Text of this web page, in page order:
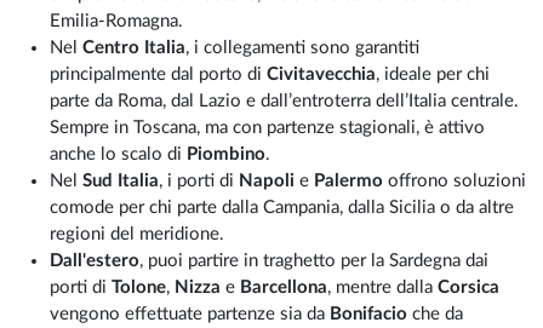
Emilia-Romagna.
NelCentro Italia, i collegamenti sono garantiti
principalmente dal porto diCivitavecchia, ideale per chi
parte da Roma, dal Lazio e dall’entroterra dell’Italia centrale.
Sempre in Toscana, ma con partenze stagionali, è attivo
anche lo scalo di Piombino.
NelSud Italia, i porti di Napoli e Palermo offrono soluzioni
comode per chi parte dalla Campania, dalla Sicilia o da altre
regioni del meridione.
Dall'estero, puoi partire in traghetto per la Sardegna dai
porti diTolone, Nizza e Barcellona, mentre dallaCorsica
vengono effettuate partenze sia da Bonifacio che da